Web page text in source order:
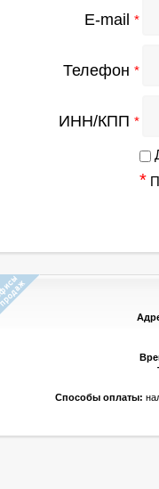
E-mail *
Телефон *
ИНН/КПП *
*
Способы оплаты: